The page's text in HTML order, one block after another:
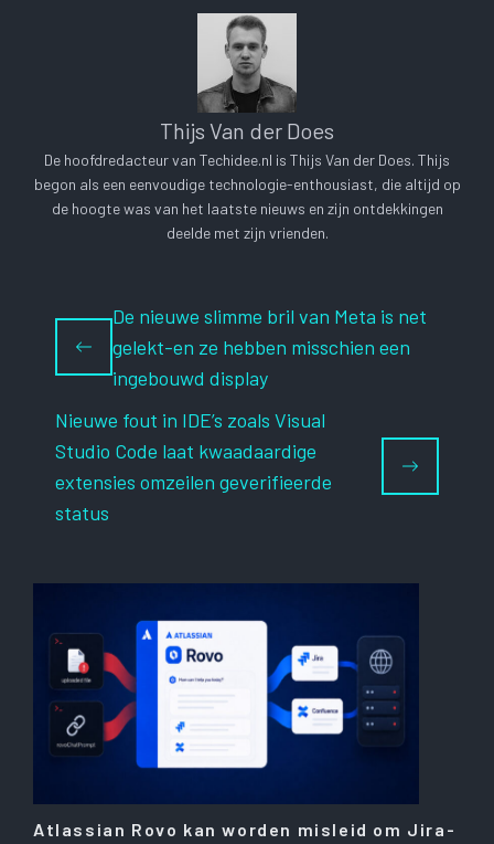
Thijs Van der Does
De hoofdredacteur van Techidee.nl is Thijs Van der Does. Thijs
begon als een eenvoudige technologie-enthousiast, die altijd op
de hoogte was van het laatste nieuws en zijn ontdekkingen
deelde met zijn vrienden.
De nieuwe slimme bril van Meta is net
gelekt-en ze hebben misschien een
ingebouwd display
Nieuwe fout in IDE’s zoals Visual
Studio Code laat kwaadaardige
extensies omzeilen geverifieerde
status
Atlassian Rovo kan worden misleid om Jira-